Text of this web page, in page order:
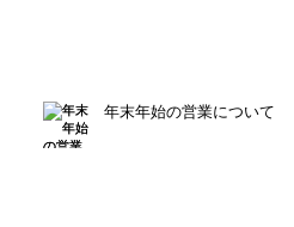
年末年始の営業について